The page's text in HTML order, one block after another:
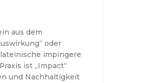
aus dem
oder
lateinische impingere
ist „Impact“
und Nachhaltigkeit